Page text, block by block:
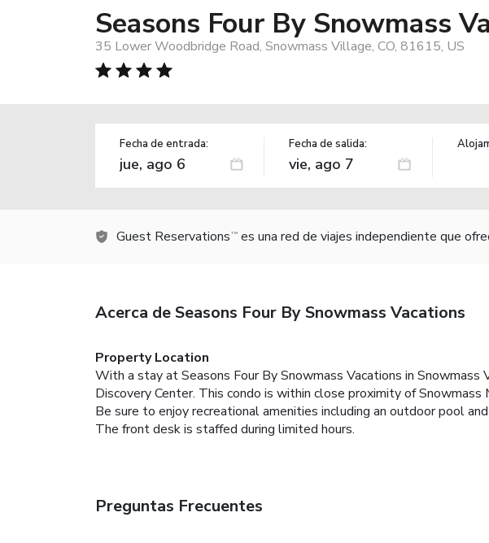
Seasons Four By Snowmass
35 Lower Woodbridge Road, Snowmass Village, CO, 81615, US
Fecha de entrada: Fecha de salida:
Guest Reservations TM es una red de viajes independiente que
Acerca de Seasons Four By Snowmass Vacations
Property Location
With a stay at Seasons Four By Snowmass Vacations in
Discovery Center. This condo is within close proximity of Snowmass
Be sure to enjoy recreational amenities including an outdoor pool
The front desk is staffed during limited hours.
Preguntas Frecuentes